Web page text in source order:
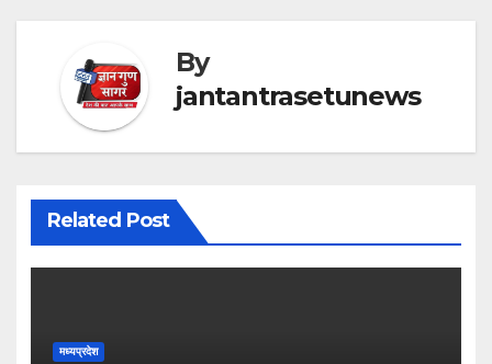
By
jantantrasetunews
Related Post
मध्यप्रदेश